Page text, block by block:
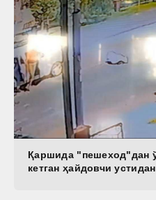
Қаршида "пешеход"дан
кетган ҳайдовчи